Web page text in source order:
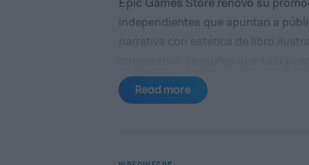
independientes que apuntan a
Ambos títulos pueden reclamarse
añadidos a la biblioteca,
Read more